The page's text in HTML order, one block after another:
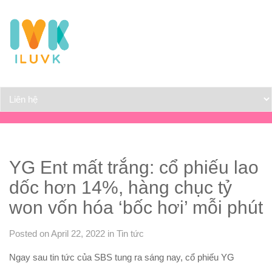
YG Ent mất trắng: cổ phiếu lao
dốc hơn 14%, hàng chục tỷ
won vốn hóa ‘bốc hơi’ mỗi phút
Posted on April 22, 2022 in Tin tức
Ngay sau tin tức của SBS tung ra sáng nay, cổ phiếu YG